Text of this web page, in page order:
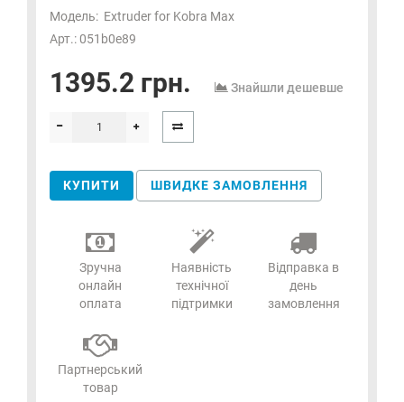
Модель: Extruder for Kobra Max
Арт.: 051b0e89
1395.2 грн. Знайшли дешевше
КУПИТИ ШВИДКЕ ЗАМОВЛЕННЯ
Зручна
онлайн
оплата
Наявність
технічної
підтримки
Відправка в
день
замовлення
Партнерський
товар